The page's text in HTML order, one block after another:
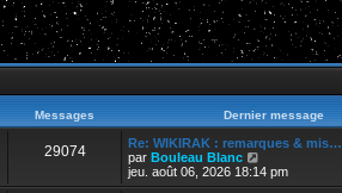
Messages Dernier message
29074
Re: WIKIRAK : remarques & mis…
par Bouleau Blanc
o
i
jeu. août 06, 2026 18:14 pm